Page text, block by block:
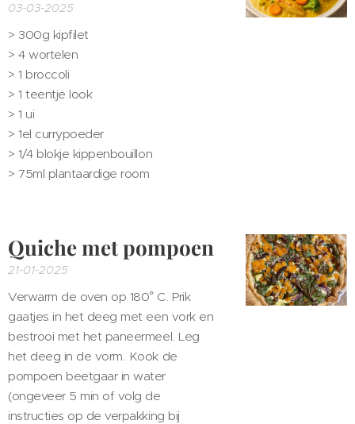
03-03-2025
> 300g kipfilet
>4 wortelen
> 1 broccoli
> 1 teentje look
> 1 ui
> 1el currypoeder
> 1/4 blokje kippenbouillon
> 75ml plantaardige room
Quiche met pompoen
21-01-2025
Verwarm de oven op 180° C. Prik
gaatjes in het deeg met een vork en
bestrooi met het paneermeel. Leg
het deeg in de vorm. Kook de
pompoen beetgaar in water
(ongeveer 5 min of volg de
instructies op de verpakking bij